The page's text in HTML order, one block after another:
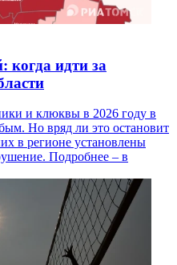
когда идти за
и клюквы в 2026 году в
Но вряд ли это остановит
в регионе установлены
Подробнее – в